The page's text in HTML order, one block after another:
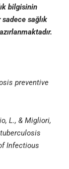
bilgisinin
sağlık
.
preventive
L., & Migliori,
Infectious